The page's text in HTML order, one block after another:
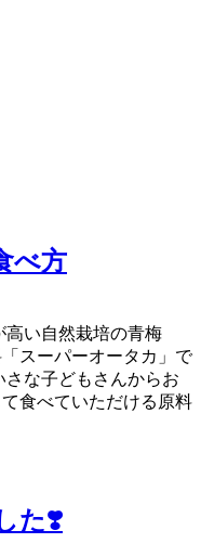
べ方
高い自然栽培の青梅
スーパーオータカ」で
な子どもさんからお
食べていただける原料
た❣️